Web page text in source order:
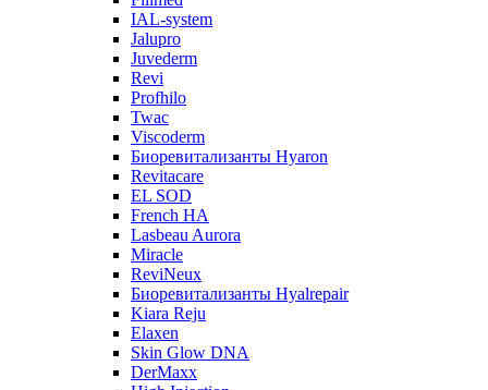
IAL-system
Jalupro
Juvederm
Revi
Profhilo
Twac
Viscoderm
Биоревитализанты Hyaron
Revitacare
EL SOD
French HA
Lasbeau Aurora
Miracle
ReviNeux
Биоревитализанты Hyalrepair
Kiara Reju
Elaxen
Skin Glow DNA
DerMaxx